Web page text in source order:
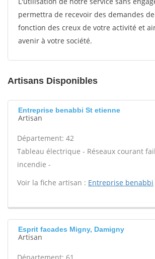
permettra de recevoir des demandes
fonction des creux de votre activité et
avenir à votre société.
Artisans Disponibles
Entreprise benabbi St etienne
Artisan
Département: 42
Tableau électrique - Réseaux courant
incendie -
Voir la fiche artisan : Entreprise benabbi
Esprit facades Migny, Damigny
Artisan